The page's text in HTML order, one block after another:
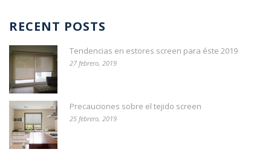
RECENT POSTS
Tendencias en estores screen para éste 2019
27 febrero, 2019
Precauciones sobre el tejido screen
25 febrero, 2019